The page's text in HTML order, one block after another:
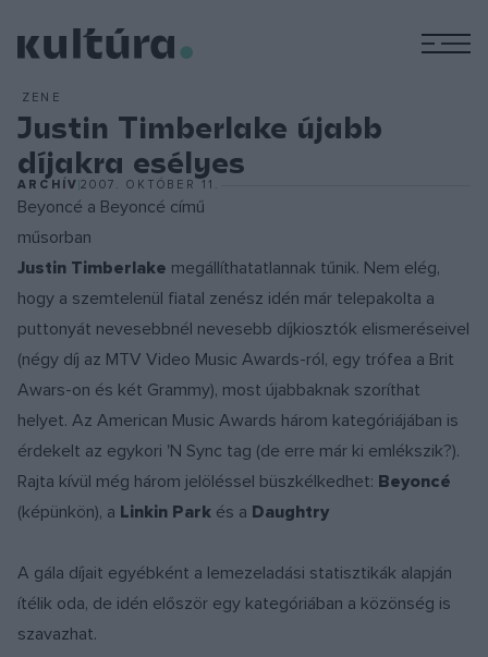
ZENE
Justin Timberlake újabb
díjakra esélyes
ARCHÍV2007. OKTÓBER 11.
Beyoncé a Beyoncé című
műsorban
Justin Timberlake megállíthatatlannak tűnik. Nem elég,
hogy a szemtelenül fiatal zenész idén már telepakolta a
puttonyát nevesebbnél nevesebb díjkiosztók elismeréseivel
(négy díj az MTV Video Music Awards-ról, egy trófea a Brit
Awars-on és két Grammy), most újabbaknak szoríthat
helyet. Az American Music Awards három kategóriájában is
érdekelt az egykori 'N Sync tag (de erre már ki emlékszik?).
Rajta kívül még három jelöléssel büszkélkedhet: Beyoncé
(képünkön), a Linkin Park és a Daughtry
A gála díjait egyébként a lemezeladási statisztikák alapján
ítélik oda, de idén először egy kategóriában a közönség is
szavazhat.